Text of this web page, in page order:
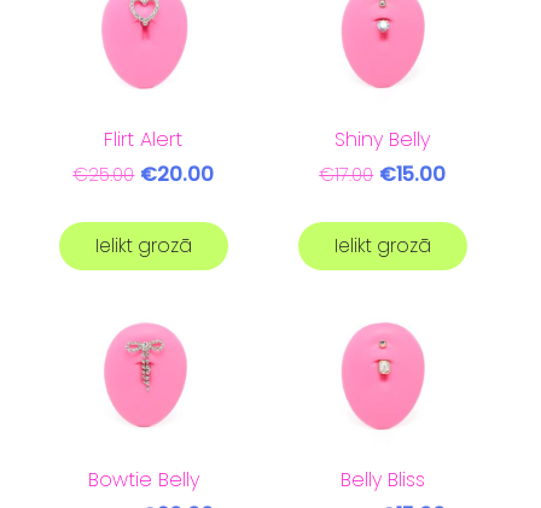
Flirt Alert
€25.00 €20.00
Ielikt grozā
Shiny Belly
€17.00 €15.00
Ielikt grozā
Bowtie Belly Belly Bliss